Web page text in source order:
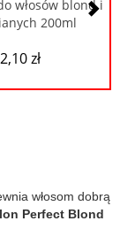
włosów blond i
200ml
zł
włosom dobrą
Perfect Blond